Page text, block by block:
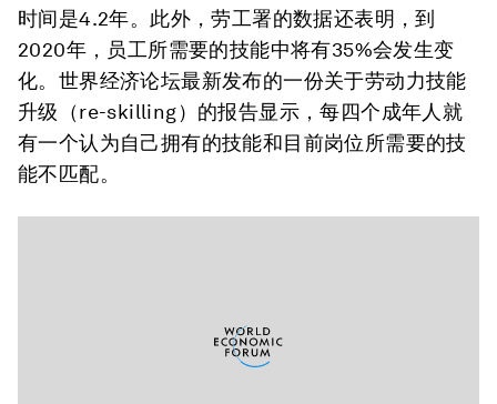
时间是4.2年。此外，劳工署的数据还表明，到
2020年，员工所需要的技能中将有35%会发生变
化。世界经济论坛最新发布的一份关于劳动力技能
升级（re-skilling）的报告显示，每四个成年人就
有一个认为自己拥有的技能和目前岗位所需要的技
能不匹配。